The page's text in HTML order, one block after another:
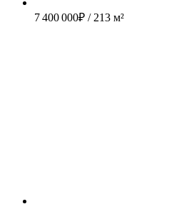
7 400 000₽ / 213 м²